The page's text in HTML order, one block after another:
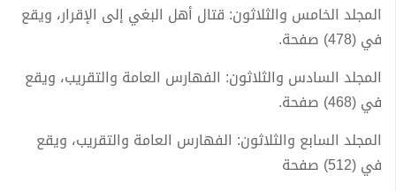
المجلد الخامس والثلاثون: قتال أهل البغي إلى الإقرار، ويقع
في (478) صفحة.
المجلد السادس والثلاثون: الفهارس العامة والتقريب، ويقع
في (468) صفحة.
المجلد السابع والثلاثون: الفهارس العامة والتقريب، ويقع
في (512) صفحة